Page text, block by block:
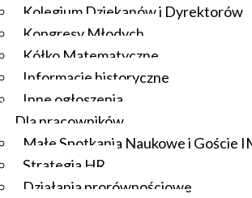
Kolegium Dziekanów i Dyrektorów
Kongresy Młodych
Kółko Matematyczne
Informacje historyczne
Inne ogłoszenia
Dla pracowników
Małe Spotkania Naukowe i Goście
Strategia HR
Działania prorównościowe